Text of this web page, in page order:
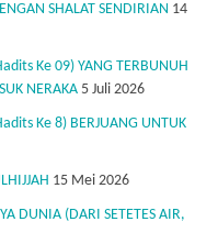
SHALAT SENDIRIAN 14
Ke 09) YANG TERBUNUH
NERAKA 5 Juli 2026
Ke 8) BERJUANG UNTUK
15 Mei 2026
DUNIA (DARI SETETES AIR,